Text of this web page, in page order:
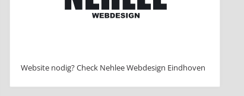
Website nodig? Check Nehlee Webdesign Eindhoven